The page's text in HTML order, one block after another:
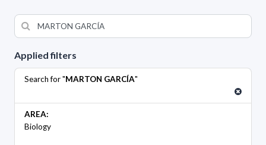
Applied filters
Search for "MARTON GARCÍA"
AREA:
Biology